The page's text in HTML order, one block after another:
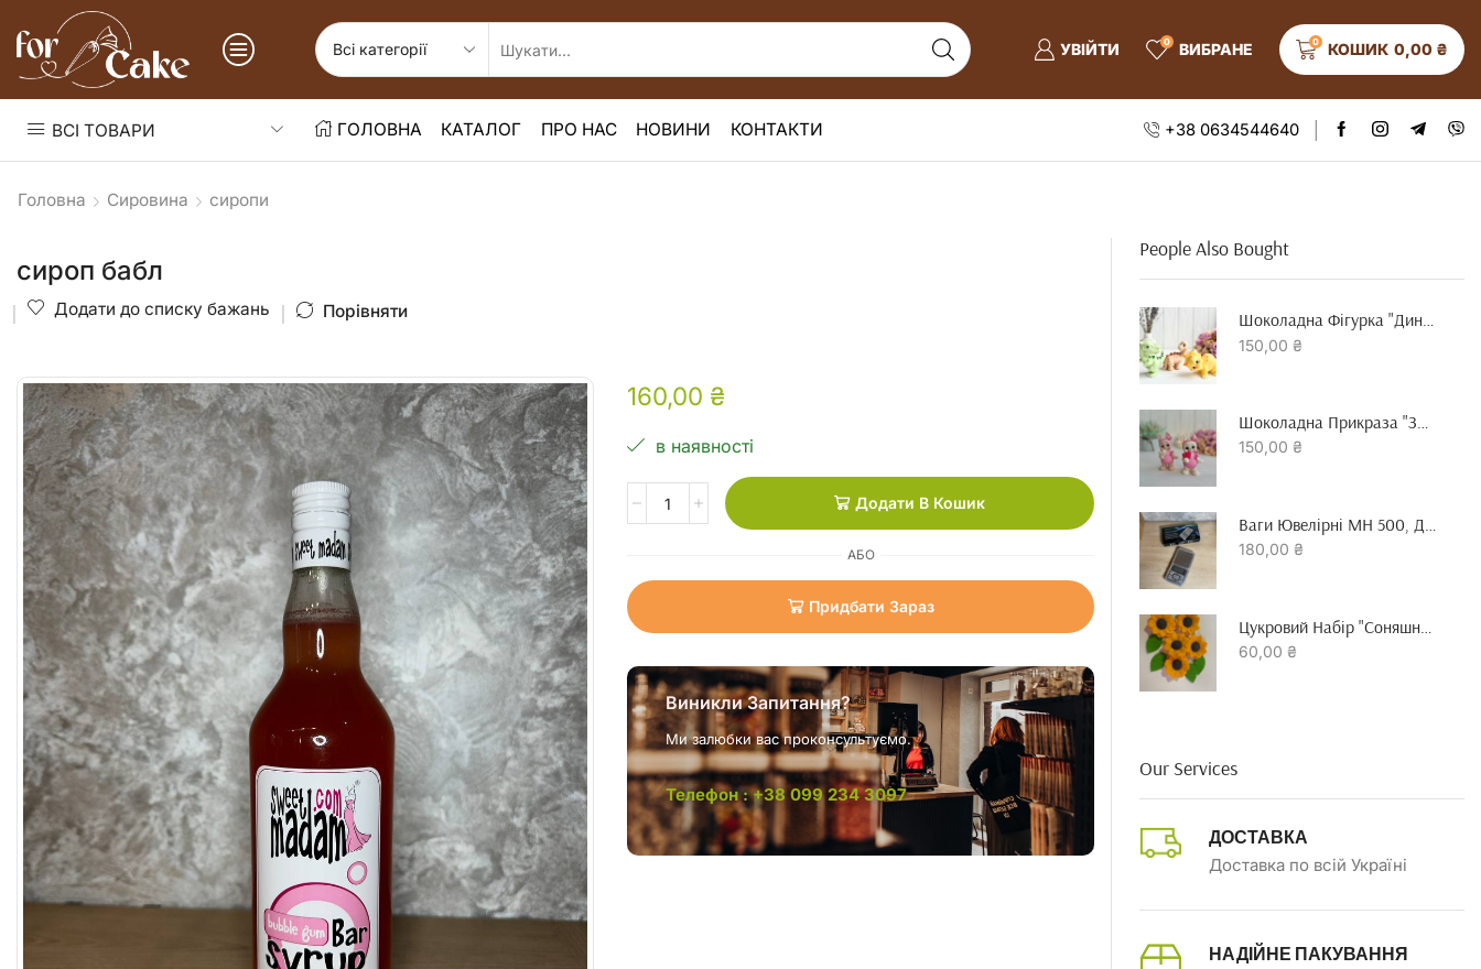
УВІЙТИ 0 ВИБРАНЕ 0 КОШИК 0,00 ₴
ВСІ ТОВАРИ ГОЛОВНА КАТАЛОГ ПРО НАС НОВИНИ КОНТАКТИ +38 0634544640
Головна Сировина сиропи
сироп бабл
Додати до списку бажань Порівняти
160,00 ₴
в наявності
Додати В Кошик
АБО
Придбати Зараз
Виникли Запитання?
Ми залюбки вас проконсультуємо.
Телефон : +38 099 234 3097
People Also Bought
Шоколадна Фігурка "динозавр"
150,00 ₴
Шоколадна Прикраза "зайчик З Серцем"
150,00 ₴
180,00 ₴
60,00 ₴
Our Services
ДОСТАВКА
Доставка по всій Україні
НАДІЙНЕ ПАКУВАННЯ